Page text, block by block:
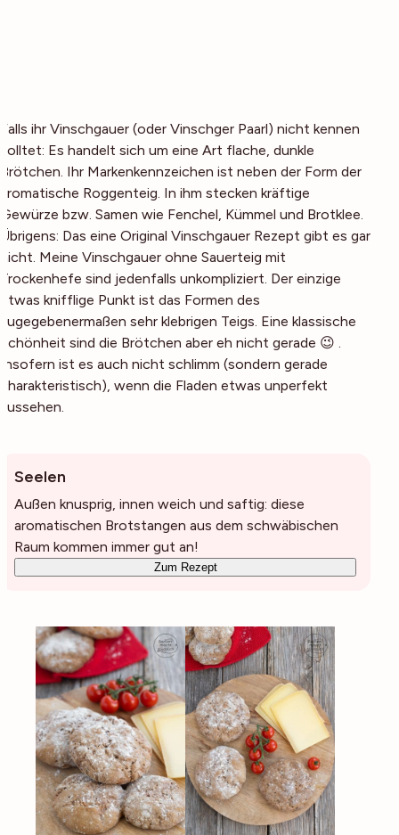
Falls ihr Vinschgauer (oder Vinschger Paarl) nicht kennen
solltet: Es handelt sich um eine Art flache, dunkle
Brötchen. Ihr Markenkennzeichen ist neben der Form der
aromatische Roggenteig. In ihm stecken kräftige
Gewürze bzw. Samen wie Fenchel, Kümmel und Brotklee.
Übrigens: Das eine Original Vinschgauer Rezept gibt es gar
nicht. Meine Vinschgauer ohne Sauerteig mit
Trockenhefe sind jedenfalls unkompliziert. Der einzige
etwas knifflige Punkt ist das Formen des
zugegebenermaßen sehr klebrigen Teigs. Eine klassische
Schönheit sind die Brötchen aber eh nicht gerade 😉 .
Insofern ist es auch nicht schlimm (sondern gerade
charakteristisch), wenn die Fladen etwas unperfekt
aussehen.
Seelen
Außen knusprig, innen weich und saftig: diese
aromatischen Brotstangen aus dem schwäbischen
Raum kommen immer gut an!
Zum Rezept